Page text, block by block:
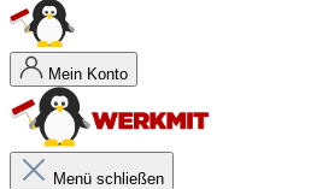
Mein Konto
Menü schließen